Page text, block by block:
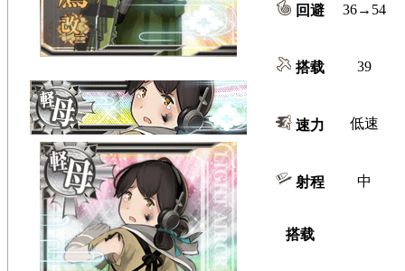
回避 36→54
搭载 39
速力 低速
射程 中
搭载